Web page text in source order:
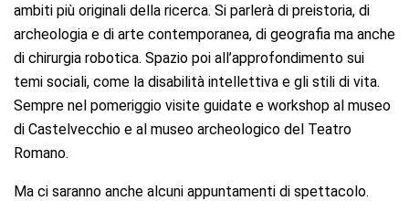
ambiti più originali della ricerca. Si parlerà di preistoria, di
archeologia e di arte contemporanea, di geografia ma anche
di chirurgia robotica. Spazio poi all’approfondimento sui
temi sociali, come la disabilità intellettiva e gli stili di vita.
Sempre nel pomeriggio visite guidate e workshop al museo
di Castelvecchio e al museo archeologico del Teatro
Romano.
Ma ci saranno anche alcuni appuntamenti di spettacolo.